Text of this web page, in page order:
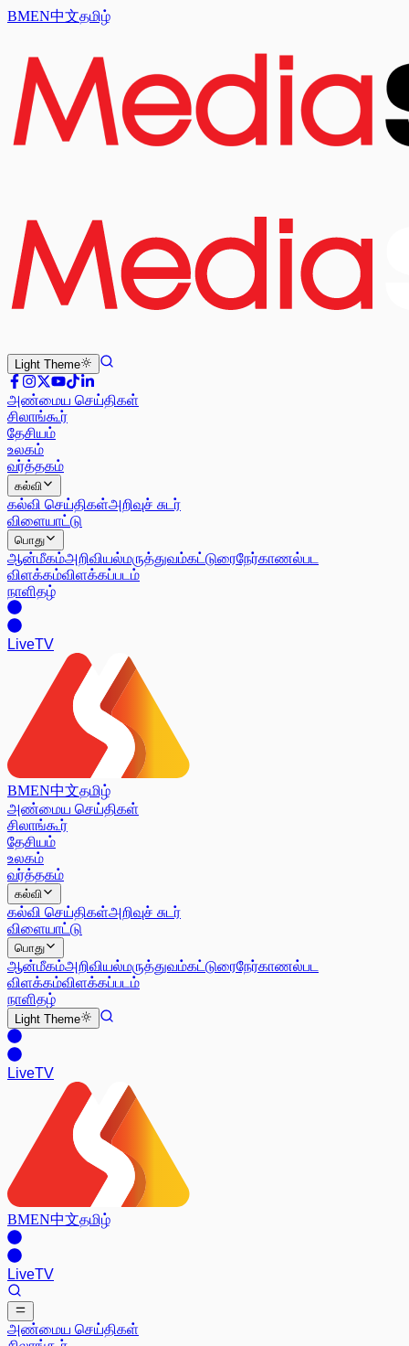
BMEN中文தமிழ்
Light Theme
அண்மைய செய்திகள்
சிலாங்கூர்
தேசியம்
உலகம்
வர்த்தகம்
கல்வி
கல்வி செய்திகள்அறிவுச் சுடர்
விளையாட்டு
பொது
ஆன்மீகம்அறிவியல்மருத்துவம்கட்டுரைநேர்காணல்பட
விளக்கம்விளக்கப்படம்
நாளிதழ்
LiveTV
BMEN中文தமிழ்
அண்மைய செய்திகள்
சிலாங்கூர்
தேசியம்
உலகம்
வர்த்தகம்
கல்வி
கல்வி செய்திகள்அறிவுச் சுடர்
விளையாட்டு
பொது
ஆன்மீகம்அறிவியல்மருத்துவம்கட்டுரைநேர்காணல்பட
விளக்கம்விளக்கப்படம்
நாளிதழ்
Light Theme
LiveTV
BMEN中文தமிழ்
LiveTV
அண்மைய செய்திகள்